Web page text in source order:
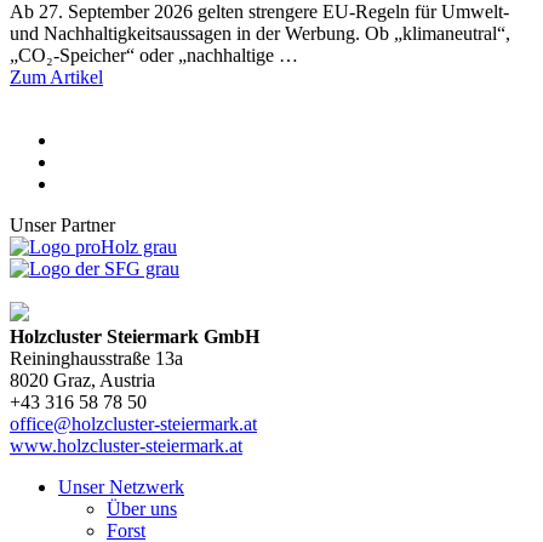
Ab 27. September 2026 gelten strengere EU-Regeln für Umwelt-
und Nachhaltigkeitsaussagen in der Werbung. Ob „klimaneutral“,
„CO₂-Speicher“ oder „nachhaltige …
Zum Artikel
Unser Partner
Holzcluster Steiermark GmbH
Reininghausstraße 13a
8020 Graz, Austria
+43 316 58 78 50
office@holzcluster-steiermark.at
www.holzcluster-steiermark.at
Unser Netzwerk
Über uns
Forst